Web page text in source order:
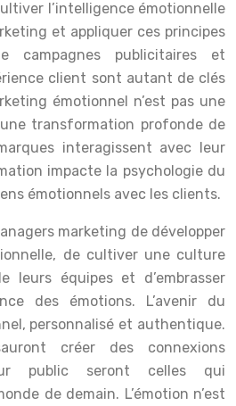
l’intelligence émotionnelle
et appliquer ces principes
campagnes publicitaires et
client sont autant de clés
émotionnel n’est pas une
transformation profonde de
interagissent avec leur
impacte la psychologie du
émotionnels avec les clients.
marketing de développer
de cultiver une culture
leurs équipes et d’embrasser
des émotions. L’avenir du
personnalisé et authentique.
créer des connexions
public seront celles qui
de demain. L’émotion n’est